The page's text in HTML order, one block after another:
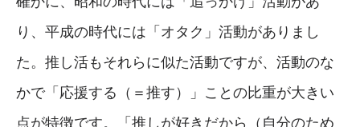
り、平成の時代には「オタク」活動がありまし
た。推し活もそれらに似た活動ですが、活動のな
かで「応援する（＝推す）」ことの比重が大きい
点が特徴です。「推しが好きだから（自分のため